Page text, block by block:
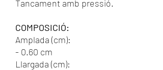
Tancament amb pressió.
COMPOSICIÓ:
Amplada (cm):
- 0.60 cm
Llargada (cm):